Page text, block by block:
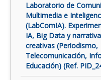
Laboratorio de
Multimedia e
(LabComIA).
IA, Big Data y
creativas (Periodismo,
Telecomunicación,
Educación) (Ref.